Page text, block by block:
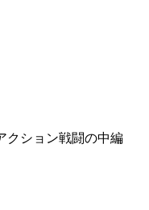
クション戦闘の中編